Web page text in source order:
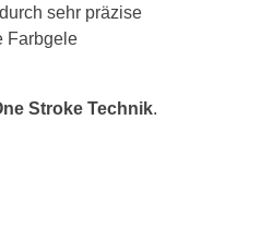
sehr präzise
Farbgele
Stroke Technik.